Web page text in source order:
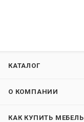
КАТАЛОГ
О КОМПАНИИ
КАК КУПИТЬ МЕБЕЛЬ